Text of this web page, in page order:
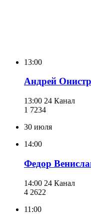
13:00
Андрей
13:00 24 Канал
1 7234
30 июля
14:00
Федор
14:00 24 Канал
4 2622
11:00